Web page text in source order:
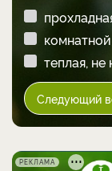
теплая,
Следующий
РЕКЛАМА